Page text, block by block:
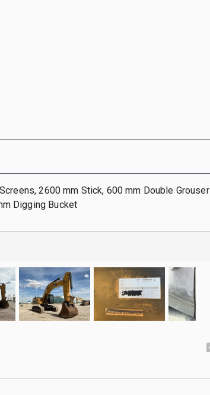
2600 mm Stick, 600 mm Double Grouser
Digging Bucket